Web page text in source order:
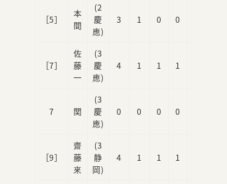
［5］
本
間
(2
慶
應)
3 1 0 0
［7］
佐
藤
一
(3
慶
應)
4 1 1 1
7 関
(3
慶
應)
0 0 0 0
［9］
齋
藤
來
(3
静
岡)
4 1 1 1